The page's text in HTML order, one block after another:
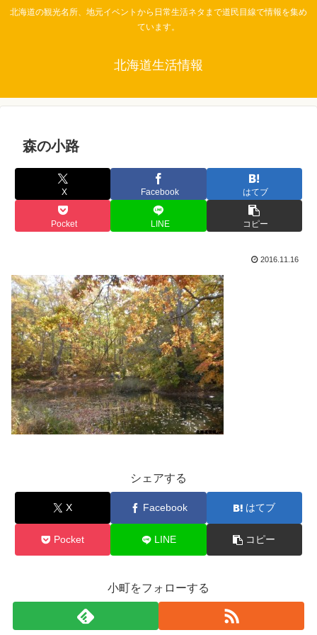
北海道の観光名所、地元イベントから日常生活ネタまで道民目線で情報を集め
ています。
北海道生活情報
森の小路
X Facebook はてブ
Pocket LINE コピー
2016.11.16
シェアする
X Facebook はてブ
Pocket LINE コピー
小町をフォローする